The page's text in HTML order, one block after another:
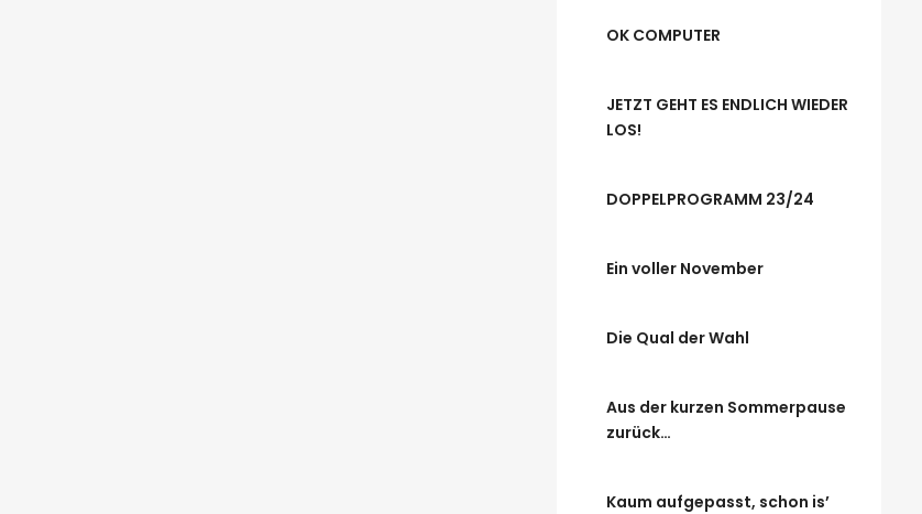
OK COMPUTER
JETZT GEHT ES ENDLICH WIEDER
LOS!
DOPPELPROGRAMM 23/24
Ein voller November
Die Qual der Wahl
Aus der kurzen Sommerpause
zurück…
Kaum aufgepasst, schon is’